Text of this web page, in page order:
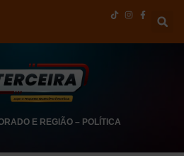
E REGIÃO– POLÍTICA